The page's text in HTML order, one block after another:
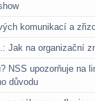
komunikací a
Jak na organizační
NSS upozorňuje na
důvodu